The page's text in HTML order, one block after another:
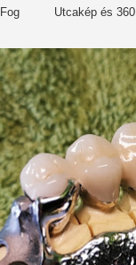
Fog Utcakép és 360